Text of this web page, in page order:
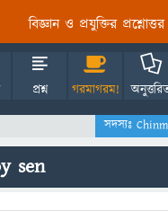
বিজ্ঞান ও প্রযুক্তির
প্রশ্ন গরমাগরম!
সদস্যঃ
sen